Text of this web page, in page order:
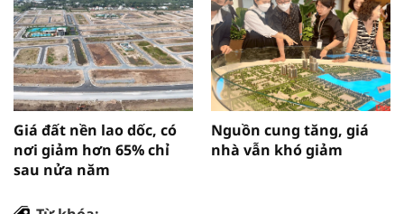
Giá đất nền lao dốc, có
nơi giảm hơn 65% chỉ
sau nửa năm
Nguồn cung tăng, giá
nhà vẫn khó giảm